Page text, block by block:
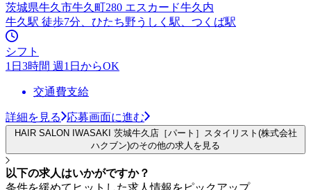
茨城県牛久市牛久町280 エスカード牛久内
牛久駅 徒歩7分、ひたち野うしく駅、つくば駅
シフト
1日3時間 週1日からOK
交通費支給
詳細を見る 応募画面に進む
HAIR SALON IWASAKI 茨城牛久店［パート］スタイリスト(株式会社
ハクブン)のその他の求人を見る
以下の求人はいかがですか？
条件を緩めてヒットした求人情報をピックアップ